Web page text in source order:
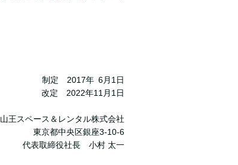
制定 2017年 6月1日
改定 2022年11月1日
山王スペース＆レンタル株式会社
東京都中央区銀座3-10-6
代表取締役社長 小村 太一